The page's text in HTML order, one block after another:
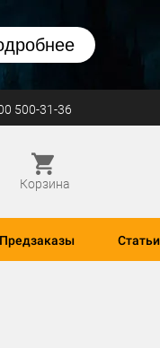
500-31-36
Корзина
Предзаказы Статьи